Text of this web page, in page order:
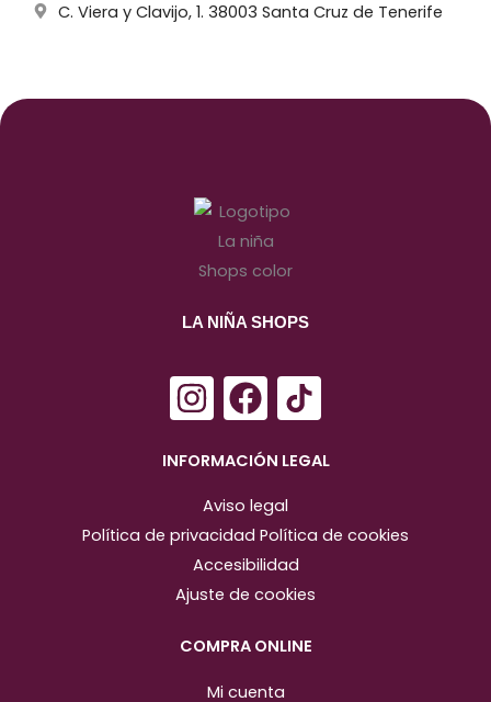
C. Viera y Clavijo, 1. 38003 Santa Cruz de Tenerife
LA NIÑA SHOPS
I
n
s
a
g
r
m
F
a
c
e
b
o
o
INFORMACIÓN LEGAL
Aviso legal
Política de privacidad Política de cookies
Accesibilidad
Ajuste de cookies
COMPRA ONLINE
Mi cuenta